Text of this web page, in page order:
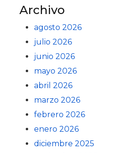
Archivo
agosto 2026
julio 2026
junio 2026
mayo 2026
abril 2026
marzo 2026
febrero 2026
enero 2026
diciembre 2025